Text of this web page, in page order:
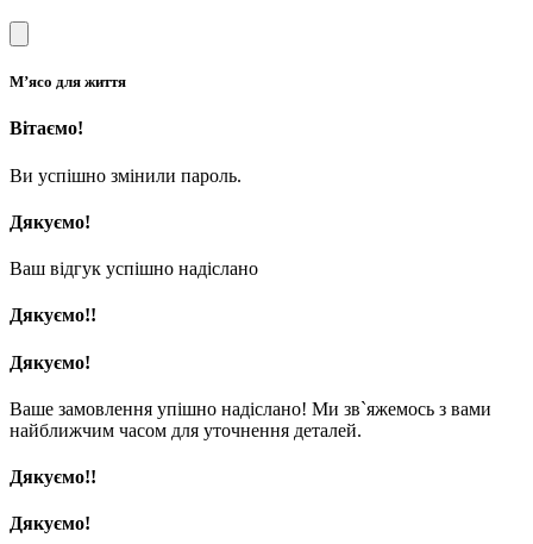
М’ясо для життя
Вітаємо!
Ви успішно змінили пароль.
Дякуємо!
Ваш відгук успішно надіслано
Дякуємо!!
Дякуємо!
Ваше замовлення упішно надіслано! Ми зв`яжемось з вами
найближчим часом для уточнення деталей.
Дякуємо!!
Дякуємо!